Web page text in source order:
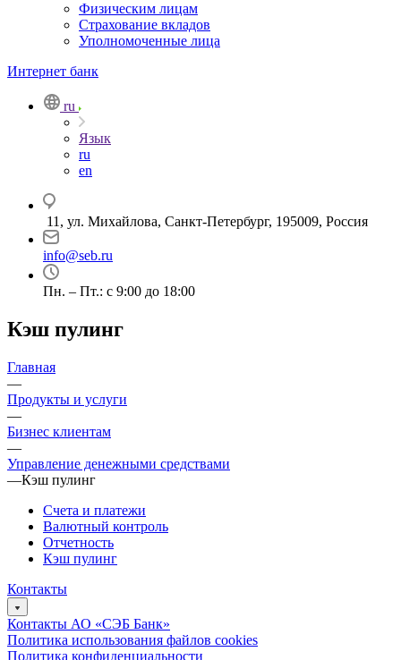
Физическим лицам
Страхование вкладов
Уполномоченные лица
Интернет банк
ru
Язык
ru
en
11, ул. Михайлова, Санкт-Петербург, 195009, Россия
info@seb.ru
Пн. – Пт.: с 9:00 до 18:00
Кэш пулинг
Главная
—
Продукты и услуги
—
Бизнес клиентам
—
Управление денежными средствами
—Кэш пулинг
Счета и платежи
Валютный контроль
Отчетность
Кэш пулинг
Контакты
Контакты АО «СЭБ Банк»
Политика использования файлов cookies
Политика конфиденциальности